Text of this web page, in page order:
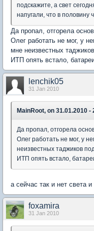
подскажите, а свет
напугали, что в половину
Да пропал, отгорела
Олег работать не мог, у
мне неизвестных
ИТП опять встало,
lenchik05
31 Jan 2010
MainRoot, on 31.01.2010 -
Да пропал, отгорела
Олег работать не мог, у
неизвестных таджиков
ИТП опять встало,
а сейчас так и нет света
foxamira
31 Jan 2010